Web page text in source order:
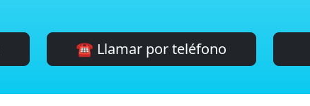
☎️ Llamar por teléfono